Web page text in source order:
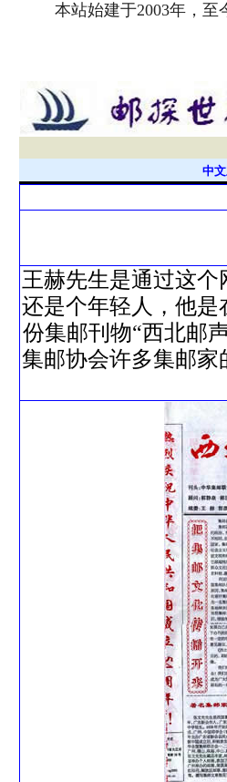
本站始建于2003年，
中
王赫先生是通过这个
还是个年轻人，他
份集邮刊物“西北邮
集邮协会许多集邮